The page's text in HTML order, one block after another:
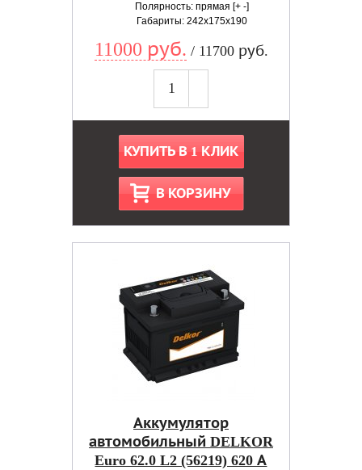
Полярность: прямая [+ -]
Габариты: 242x175x190
11000 руб. / 11700 руб.
КУПИТЬ В 1 КЛИК
В КОРЗИНУ
Аккумулятор
автомобильный DELKOR
Euro 62.0 L2 (56219) 620 А